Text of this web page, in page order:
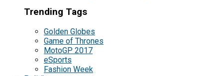
Trending Tags
Golden Globes
Game of Thrones
MotoGP 2017
eSports
Fashion Week